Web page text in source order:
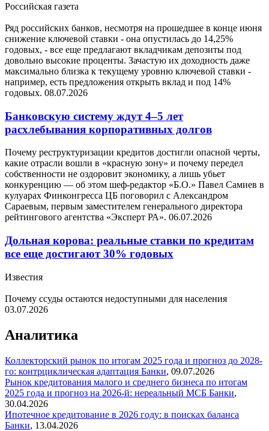
Российская газета
Ряд российских банков, несмотря на прошедшее в конце июня
снижение ключевой ставки - она опустилась до 14,25%
годовых, - все еще предлагают вкладчикам депозиты под
довольно высокие проценты. Зачастую их доходность даже
максимально близка к текущему уровню ключевой ставки -
например, есть предложения открыть вклад и под 14%
годовых. 08.07.2026
Банковскую систему ждут 4–5 лет
расхлебывания корпоративных долгов
Почему реструктуризации кредитов достигли опасной черты,
какие отрасли вошли в «красную зону» и почему передел
собственности не оздоровит экономику, а лишь убьет
конкуренцию — об этом шеф-редактор «Б.О.» Павел Самиев в
кулуарах Финконгресса ЦБ поговорил с Александром
Сараевым, первым заместителем генерального директора
рейтингового агентства «Эксперт РА». 06.07.2026
Дольная корова: реальные ставки по кредитам
все еще достигают 30% годовых
Известия
Почему ссуды остаются недоступными для населения
03.07.2026
Аналитика
Коллекторский рынок по итогам 2025 года и прогноз до 2028-
го: контрциклическая адаптация Банки, 09.07.2026
Рынок кредитования малого и среднего бизнеса по итогам
2025 года и прогноз на 2026-й: нереальный МСБ Банки,
30.04.2026
Ипотечное кредитование в 2026 году: в поисках баланса
Банки, 13.04.2026